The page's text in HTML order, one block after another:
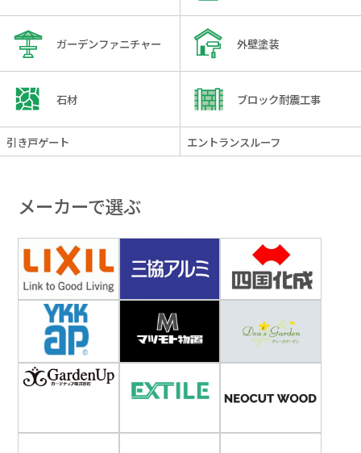
ガーデンファニチャー 外壁塗装
石材 ブロック耐震工事
引き戸ゲート エントランスルーフ
メーカーで選ぶ